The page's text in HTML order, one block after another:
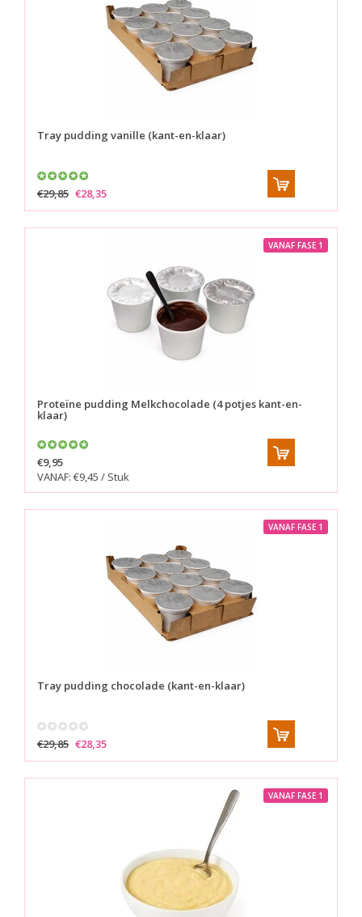
Tray pudding vanille (kant-en-klaar)
€29,85 €28,35
VANAF FASE 1
Proteïne pudding Melkchocolade (4 potjes kant-en-
klaar)
€9,95
VANAF: €9,45 / Stuk
VANAF FASE 1
Tray pudding chocolade (kant-en-klaar)
€29,85 €28,35
VANAF FASE 1